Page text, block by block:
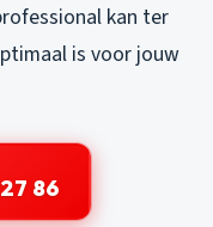
kan ter
is voor jouw
86